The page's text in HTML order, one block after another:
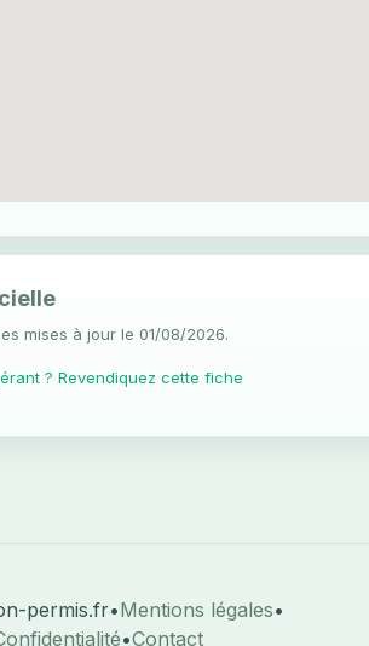
mises à jour le 01/08/2026.
? Revendiquez cette fiche
permis.fr•Mentions légales•
•Contact